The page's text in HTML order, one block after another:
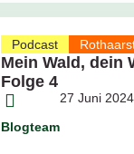
Podcast
Mein Wald, dein
Folge 4
Blogteam
27 Juni 2024